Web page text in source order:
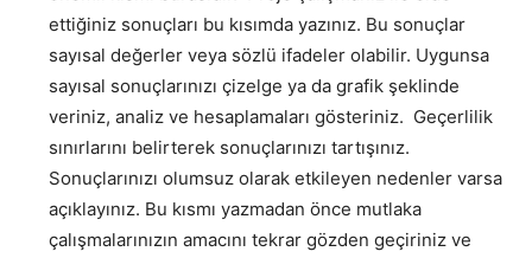
ettiğiniz sonuçları bu kısımda yazınız. Bu sonuçlar
sayısal değerler veya sözlü ifadeler olabilir. Uygunsa
sayısal sonuçlarınızı çizelge ya da grafik şeklinde
veriniz, analiz ve hesaplamaları gösteriniz. Geçerlilik
sınırlarını belirterek sonuçlarınızı tartışınız.
Sonuçlarınızı olumsuz olarak etkileyen nedenler varsa
açıklayınız. Bu kısmı yazmadan önce mutlaka
çalışmalarınızın amacını tekrar gözden geçiriniz ve